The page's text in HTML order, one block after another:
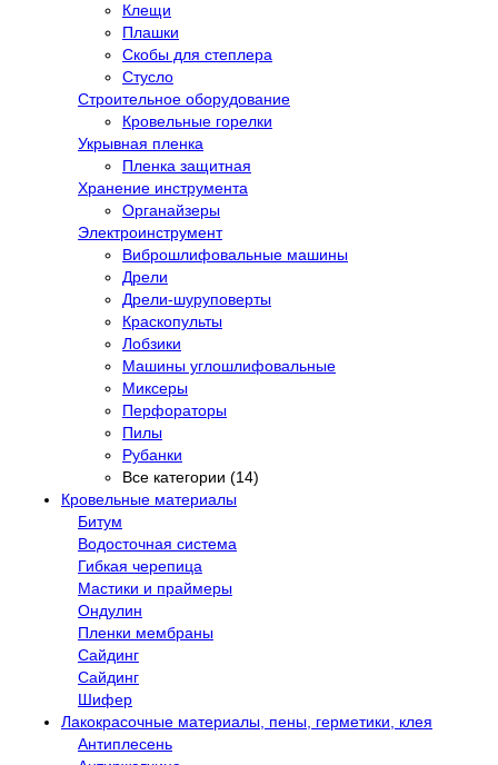
Клещи
Плашки
Скобы для степлера
Стусло
Строительное оборудование
Кровельные горелки
Укрывная пленка
Пленка защитная
Хранение инструмента
Органайзеры
Электроинструмент
Виброшлифовальные машины
Дрели
Дрели-шуруповерты
Краскопульты
Лобзики
Машины углошлифовальные
Миксеры
Перфораторы
Пилы
Рубанки
Все категории (14)
Кровельные материалы
Битум
Водосточная система
Гибкая черепица
Мастики и праймеры
Ондулин
Пленки мембраны
Сайдинг
Сайдинг
Шифер
Лакокрасочные материалы, пены, герметики, клея
Антиплесень